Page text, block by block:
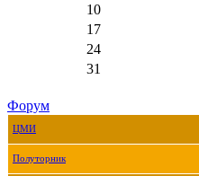
10
17
24
31
Форум
ЦМИ
Полуторник